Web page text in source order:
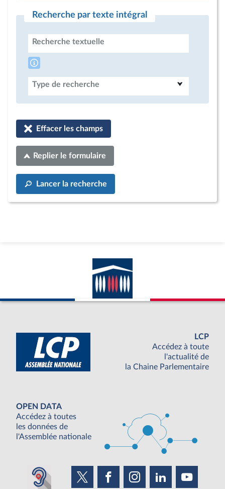
Recherche par texte intégral
Recherche textuelle
Type de recherche
Effacer les champs
Replier le formulaire
Lancer la recherche
LCP
Accédez à toute
l'actualité de
la Chaine Parlementaire
OPEN DATA
Accédez à toutes
les données de
l'Assemblée nationale